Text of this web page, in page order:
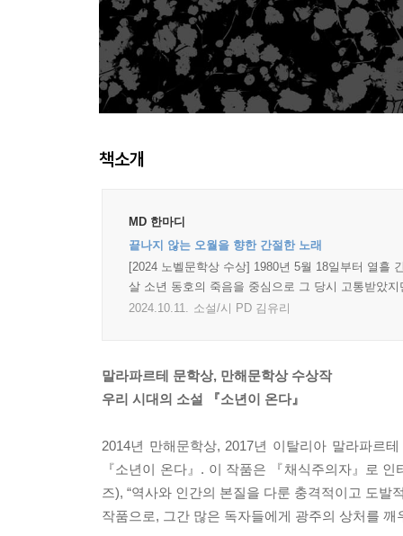
책소개
MD 한마디
끝나지 않는 오월을 향한 간절한 노래
[2024 노벨문학상 수상] 1980년 5월 18일부터 열흘
살 소년 동호의 죽음을 중심으로 그 당시 고통받았
2024.10.11. 소설/시 PD 김유리
말라파르테 문학상, 만해문학상 수상작
우리 시대의 소설 『소년이 온다』
2014년 만해문학상, 2017년 이탈리아 말라파르
『소년이 온다』. 이 작품은 『채식주의자』로
즈), “역사와 인간의 본질을 다룬 충격적이고 도발
작품으로, 그간 많은 독자들에게 광주의 상처를